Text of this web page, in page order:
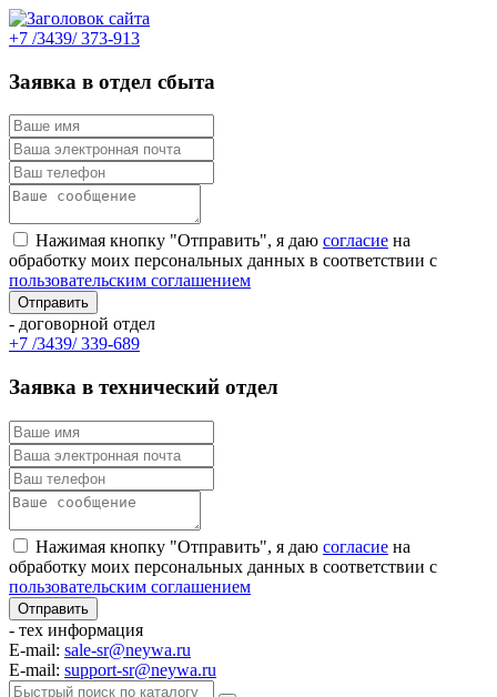
+7 /3439/ 373-913
Заявка в отдел сбыта
Нажимая кнопку "Отправить", я даю согласие на
обработку моих персональных данных в соответствии с
пользовательским соглашением
- договорной отдел
+7 /3439/ 339-689
Заявка в технический отдел
Нажимая кнопку "Отправить", я даю согласие на
обработку моих персональных данных в соответствии с
пользовательским соглашением
- тех информация
E-mail: sale-sr@neywa.ru
E-mail: support-sr@neywa.ru